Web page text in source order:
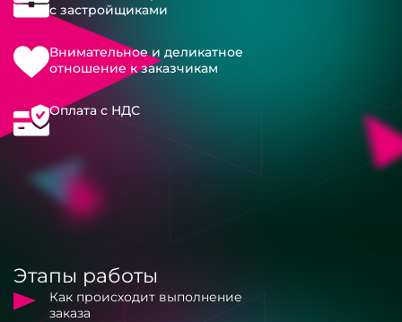
с застройщиками
Внимательное и деликатное
отношение к заказчикам
Оплата с НДС
Этапы работы
Как происходит выполнение
заказа